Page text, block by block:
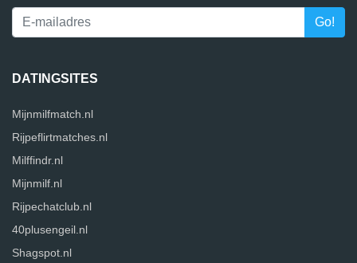
DATINGSITES
Mijnmilfmatch.nl
Rijpeflirtmatches.nl
Milffindr.nl
Mijnmilf.nl
Rijpechatclub.nl
40plusengeil.nl
Shagspot.nl